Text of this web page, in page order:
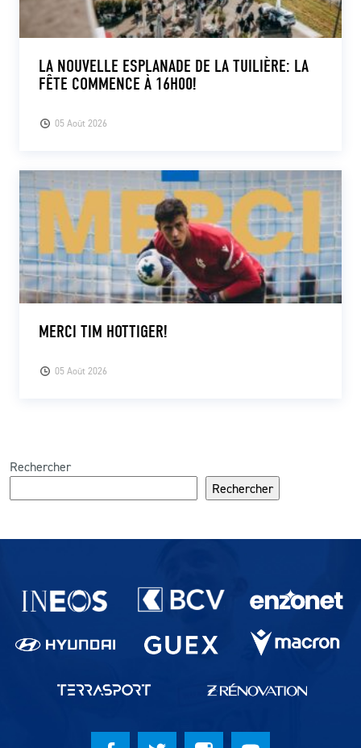
05 Août 2026
LA NOUVELLE ESPLANADE DE LA TUILIÈRE: LA
FÊTE COMMENCE À 16H00!
05 Août 2026
MERCI TIM HOTTIGER!
Rechercher
Rechercher
Partenaires du lausanne-Sport